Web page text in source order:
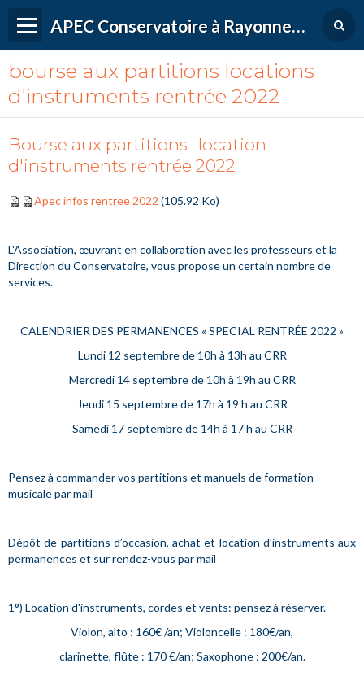
APEC Conservatoire à Rayonnement Régional de Versailles Grand Parc
bourse aux partitions locations
d'instruments rentrée 2022
Bourse aux partitions- location
d'instruments rentrée 2022
Apec infos rentree 2022 (105.92 Ko)
L'Association, œuvrant en collaboration avec les professeurs et la
Direction du Conservatoire, vous propose un certain nombre de
services.
CALENDRIER DES PERMANENCES « SPECIAL RENTRÉE 2022 »
Lundi 12 septembre de 10h à 13h au CRR
Mercredi 14 septembre de 10h à 19h au CRR
Jeudi 15 septembre de 17h à 19 h au CRR
Samedi 17 septembre de 14h à 17 h au CRR
Pensez à commander vos partitions et manuels de formation
musicale par mail
Dépôt de partitions d’occasion, achat et location d’instruments aux
permanences et sur rendez-vous par mail
1°) Location d'instruments, cordes et vents: pensez à réserver.
Violon, alto : 160€ /an; Violoncelle : 180€/an,
clarinette, flûte : 170 €/an; Saxophone : 200€/an.